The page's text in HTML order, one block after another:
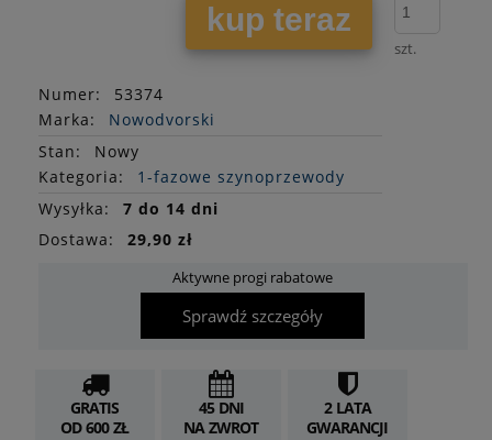
kup teraz
szt.
Numer:
53374
Marka:
Nowodvorski
Stan:
Nowy
Kategoria:
1-fazowe szynoprzewody
Wysyłka:
7 do 14 dni
Dostawa:
29,90 zł
Aktywne progi rabatowe
Sprawdź szczegóły
GRATIS
OD 600 ZŁ
45 DNI
NA ZWROT
2 LATA
GWARANCJI